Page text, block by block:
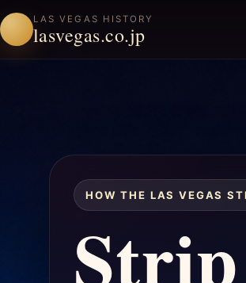
LAS VEGAS HISTORY
lasvegas.co.jp
HOW THE LAS VEGAS
Strip